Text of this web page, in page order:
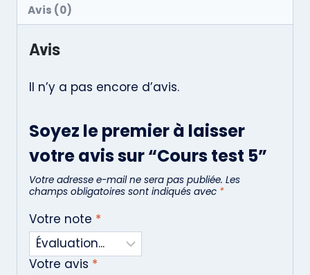
Avis (0)
Avis
Il n’y a pas encore d’avis.
Soyez le premier à laisser
votre avis sur “Cours test 5”
Votre adresse e-mail ne sera pas publiée. Les
champs obligatoires sont indiqués avec *
Votre note *
Votre avis *